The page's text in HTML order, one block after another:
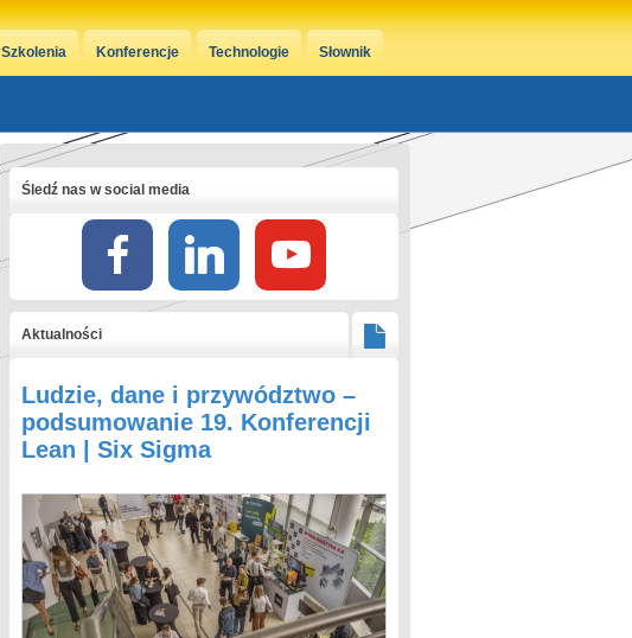
Szkolenia Konferencje Technologie Słownik
Śledź nas w social media
Aktualności
Ludzie, dane i przywództwo –
podsumowanie 19. Konferencji
Lean | Six Sigma